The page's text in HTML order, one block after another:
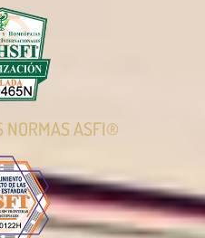
NORMAS ASFI®